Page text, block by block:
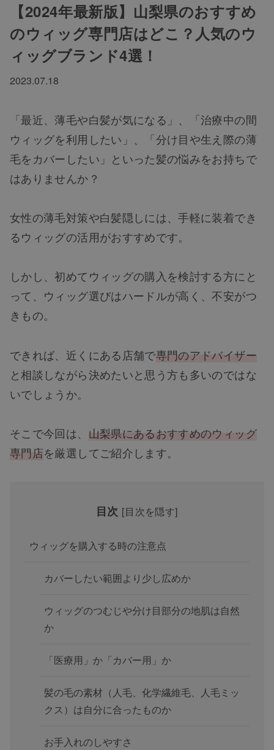
【2024年最新版】山梨県のおすすめ
のウィッグ専門店はどこ？人気のウ
ィッグブランド4選！
2023.07.18
「最近、薄毛や白髪が気になる」、「治療中の間
ウィッグを利用したい」、「分け目や生え際の薄
毛をカバーしたい」といった髪の悩みをお持ちで
はありませんか？
女性の薄毛対策や白髪隠しには、手軽に装着でき
るウィッグの活用がおすすめです。
しかし、初めてウィッグの購入を検討する方にと
って、ウィッグ選びはハードルが高く、不安がつ
きもの。
できれば、近くにある店舗で専門のアドバイザー
と相談しながら決めたいと思う方も多いのではな
いでしょうか。
そこで今回は、 山梨県にあるおすすめのウィッグ
専門店を厳選してご紹介します。
目次 [目次を隠す]
ウィッグを購入する時の注意点
カバーしたい範囲より少し広めか
ウィッグのつむじや分け目部分の地肌は自然
か
「医療用」か「カバー用」か
髪の毛の素材（人毛、化学繊維毛、人毛ミッ
クス）は自分に合ったものか
お手入れのしやすさ